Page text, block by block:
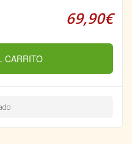
69,90€
CARRITO